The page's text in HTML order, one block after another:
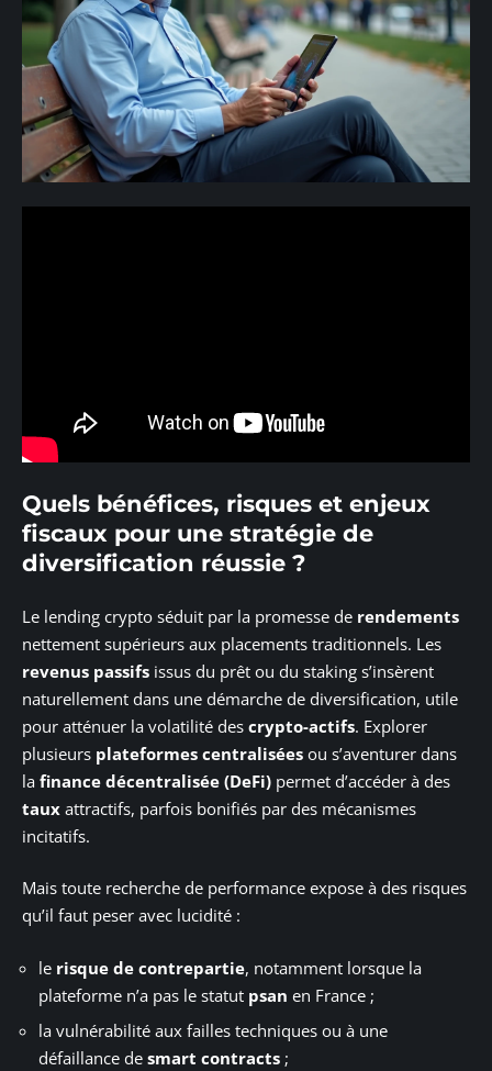
Quels bénéfices, risques et enjeux
fiscaux pour une stratégie de
diversification réussie ?
Le lending crypto séduit par la promesse de rendements
nettement supérieurs aux placements traditionnels. Les
revenus passifs issus du prêt ou du staking s’insèrent
naturellement dans une démarche de diversification, utile
pour atténuer la volatilité des crypto-actifs. Explorer
plusieurs plateformes centralisées ou s’aventurer dans
la finance décentralisée (DeFi) permet d’accéder à des
taux attractifs, parfois bonifiés par des mécanismes
incitatifs.
Mais toute recherche de performance expose à des risques
qu’il faut peser avec lucidité :
le risque de contrepartie, notamment lorsque la
plateforme n’a pas le statut psan en France ;
la vulnérabilité aux failles techniques ou à une
défaillance de smart contracts ;